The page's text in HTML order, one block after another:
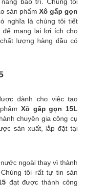
sản phẩm Xô gấp gọn
nghĩa là chúng tôi tiết
để mang lại lợi ích cho
lượng hàng đầu có
dành cho việc tạo
phẩmXô gấp gọn 15L
chuyên gia công cụ
sản xuất, lắp đặt tại
ngoài thay vì thành
tôi rất tự tin sản
đạt được thành công